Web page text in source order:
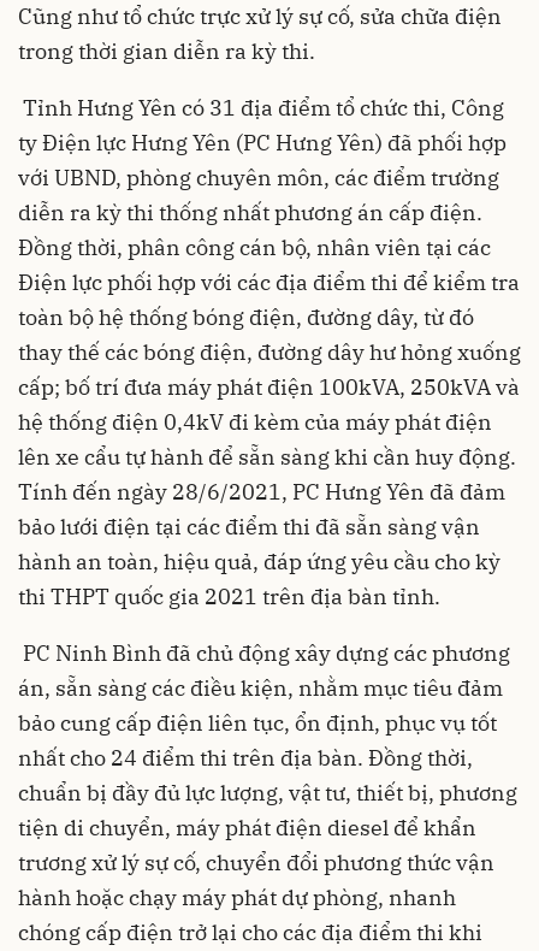
Cũng như tổ chức trực xử lý sự cố, sửa chữa điện
trong thời gian diễn ra kỳ thi.
Tỉnh Hưng Yên có 31 địa điểm tổ chức thi, Công
ty Điện lực Hưng Yên (PC Hưng Yên) đã phối hợp
với UBND, phòng chuyên môn, các điểm trường
diễn ra kỳ thi thống nhất phương án cấp điện.
Đồng thời, phân công cán bộ, nhân viên tại các
Điện lực phối hợp với các địa điểm thi để kiểm tra
toàn bộ hệ thống bóng điện, đường dây, từ đó
thay thế các bóng điện, đường dây hư hỏng xuống
cấp; bố trí đưa máy phát điện 100kVA, 250kVA và
hệ thống điện 0,4kV đi kèm của máy phát điện
lên xe cẩu tự hành để sẵn sàng khi cần huy động.
Tính đến ngày 28/6/2021, PC Hưng Yên đã đảm
bảo lưới điện tại các điểm thi đã sẵn sàng vận
hành an toàn, hiệu quả, đáp ứng yêu cầu cho kỳ
thi THPT quốc gia 2021 trên địa bàn tỉnh.
PC Ninh Bình đã chủ động xây dựng các phương
án, sẵn sàng các điều kiện, nhằm mục tiêu đảm
bảo cung cấp điện liên tục, ổn định, phục vụ tốt
nhất cho 24 điểm thi trên địa bàn. Đồng thời,
chuẩn bị đầy đủ lực lượng, vật tư, thiết bị, phương
tiện di chuyển, máy phát điện diesel để khẩn
trương xử lý sự cố, chuyển đổi phương thức vận
hành hoặc chạy máy phát dự phòng, nhanh
chóng cấp điện trở lại cho các địa điểm thi khi